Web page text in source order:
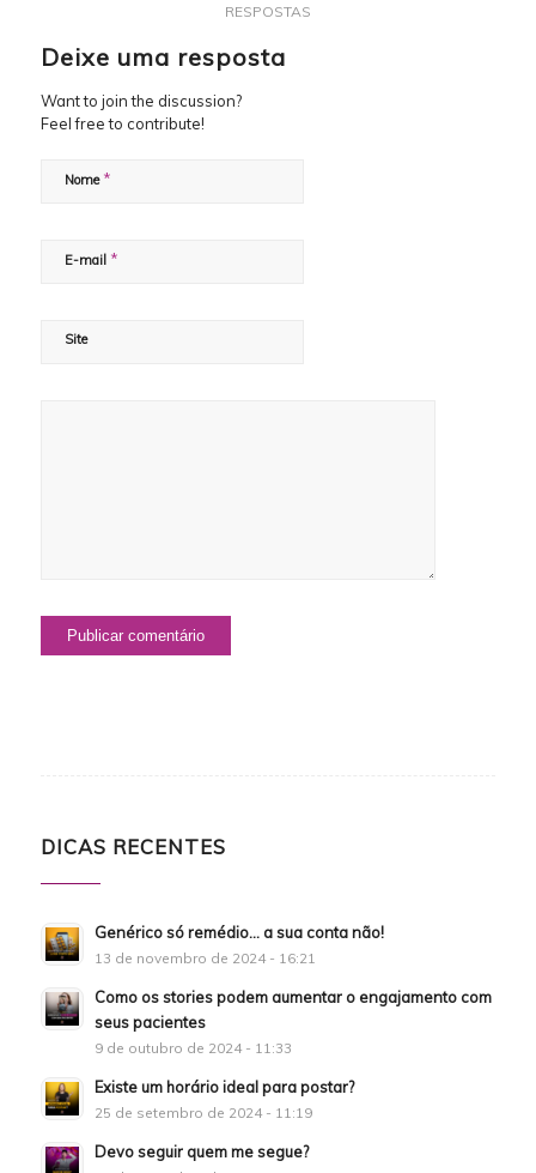
RESPOSTAS
Deixe uma resposta
Want to join the discussion?
Feel free to contribute!
Nome *
E-mail *
Site
DICAS RECENTES
Genérico só remédio… a sua conta não!
13 de novembro de 2024 - 16:21
Como os stories podem aumentar o engajamento com
seus pacientes
9 de outubro de 2024 - 11:33
Existe um horário ideal para postar?
25 de setembro de 2024 - 11:19
Devo seguir quem me segue?